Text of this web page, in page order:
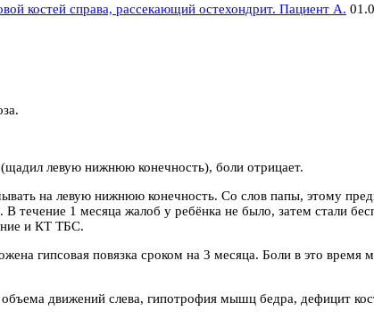
костей справа, рассекающий остехондрит. Пациент А.
левую нижнюю конечность), боли отрицает.
на левую нижнюю конечность. Со слов папы, этому
течение 1 месяца жалоб у ребёнка не было, затем стали
и КТ ТБС.
гипсовая повязка сроком на 3 месяца. Боли в это время
движений слева, гипотрофия мышц бедра, дефицит